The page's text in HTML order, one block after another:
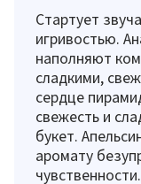
Стартует
игривостью.
наполняют
сладкими,
сердце
свежесть и
букет.
аромату